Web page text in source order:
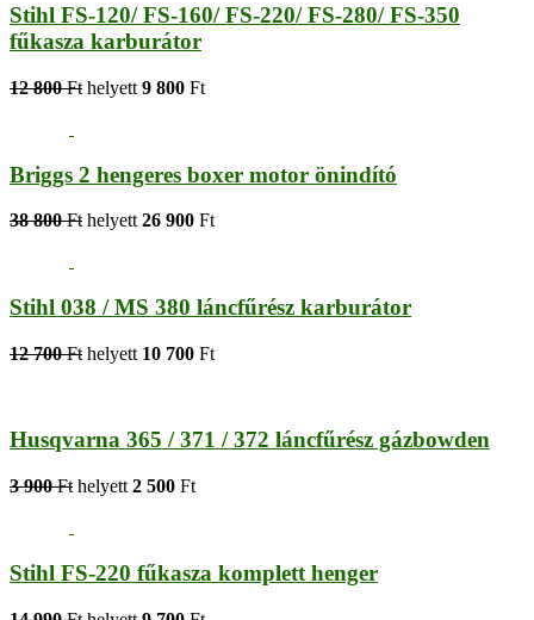
Stihl FS-120/ FS-160/ FS-220/ FS-280/ FS-350
fűkasza karburátor
12 800 Ft helyett 9 800 Ft
Briggs 2 hengeres boxer motor önindító
38 800 Ft helyett 26 900 Ft
Stihl 038 / MS 380 láncfűrész karburátor
12 700 Ft helyett 10 700 Ft
Husqvarna 365 / 371 / 372 láncfűrész gázbowden
3 900 Ft helyett 2 500 Ft
Stihl FS-220 fűkasza komplett henger